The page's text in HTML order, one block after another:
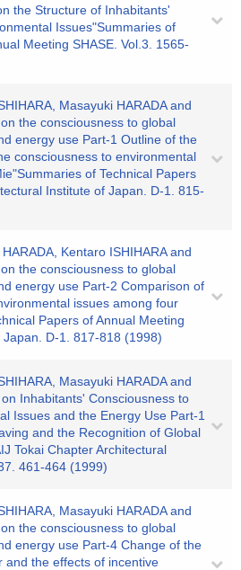
the Structure of Inhabitants'
Issues"Summaries of
Meeting SHASE. Vol.3. 1565-
Masayuki HARADA and
the consciousness to global
energy use Part-1 Outline of the
consciousness to environmental
of Technical Papers
Institute of Japan. D-1. 815-
Kentaro ISHIHARA and
the consciousness to global
energy use Part-2 Comparison of
issues among four
Papers of Annual Meeting
D-1. 817-818 (1998)
Masayuki HARADA and
Inhabitants' Consciousness to
Issues and the Energy Use Part-1
and the Recognition of Global
Tokai Chapter Architectural
461-464 (1999)
Masayuki HARADA and
the consciousness to global
energy use Part-4 Change of the
and the effects of incentive